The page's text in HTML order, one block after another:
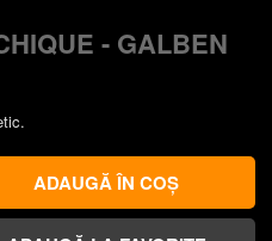
- GALBEN